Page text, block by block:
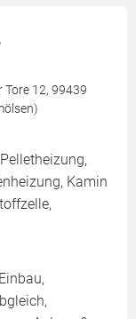
Tore 12, 99439
Kamin